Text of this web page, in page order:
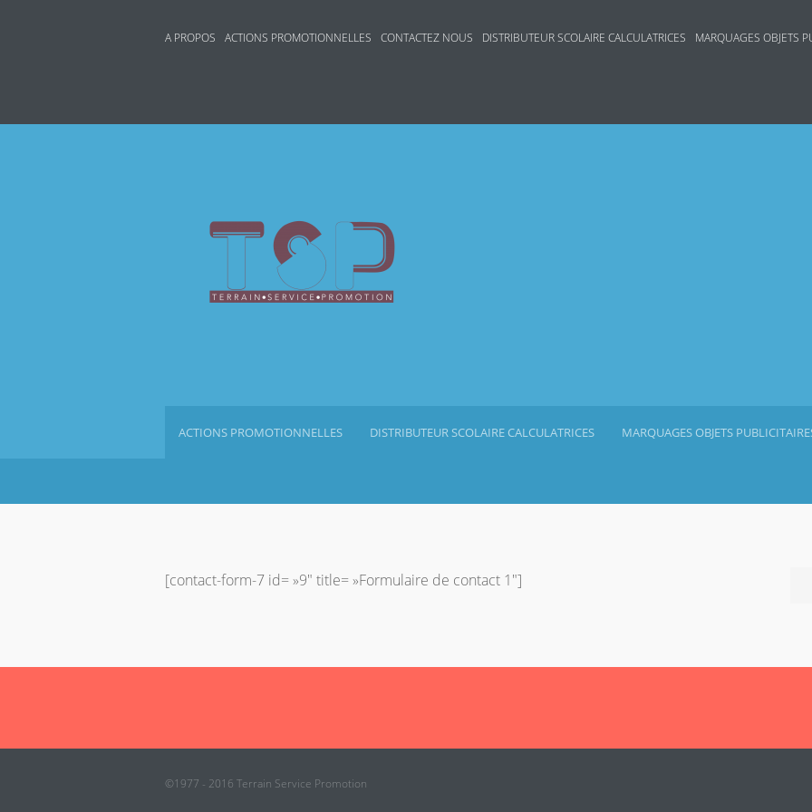
A PROPOS ACTIONS PROMOTIONNELLES CONTACTEZ NOUS DISTRIBUTEUR SCOLAIRE CALCULATRICES MARQUAGES OBJETS
ACTIONS PROMOTIONNELLES DISTRIBUTEUR SCOLAIRE CALCULATRICES MARQUAGES OBJETS
[contact-form-7 id= »9″ title= »Formulaire de contact 1″]
©1977 - 2016 Terrain Service Promotion